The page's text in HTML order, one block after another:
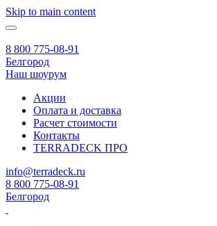
Skip to main content
8 800 775-08-91
Белгород
Наш шоурум
Акции
Оплата и доставка
Расчет стоимости
Контакты
TERRADECK ПРО
info@terradeck.ru
8 800 775-08-91
Белгород